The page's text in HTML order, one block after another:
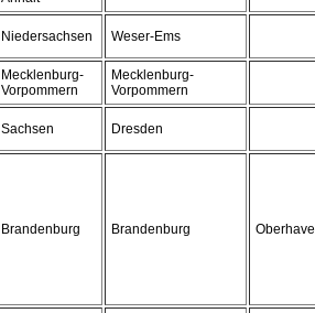
Niedersachsen Weser-Ems
Mecklenburg-
Vorpommern
Mecklenburg-
Vorpommern
Sachsen Dresden
Brandenburg Brandenburg Oberhavel